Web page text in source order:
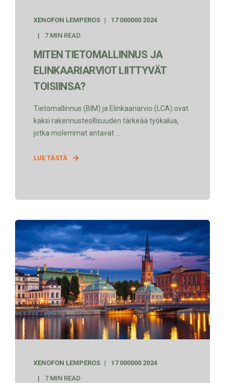
XENOFON LEMPEROS 17 000000 2024
7 MIN READ
MITEN TIETOMALLINNUS JA
ELINKAARIARVIOT LIITTYVÄT
TOISIINSA?
Tietomallinnus (BIM) ja Elinkaariarvio (LCA) ovat
kaksi rakennusteollisuuden tärkeää työkalua,
jotka molemmat antavat ...
LUE TÄSTÄ
XENOFON LEMPEROS
17 000000 2024
7 MIN READ